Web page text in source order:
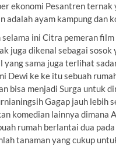
ekonomi Pesantren ternak
adalah ayam kampung dan
ini Citra pemeran
juga dikenal sebagai sosok
yang sama juga terlihat
Dewi ke ke itu sebuah
bisa menjadi Surga untuk
Gagap jauh lebih
komedian lainnya dimana
rumah berlantai dua
tanaman yang cukup